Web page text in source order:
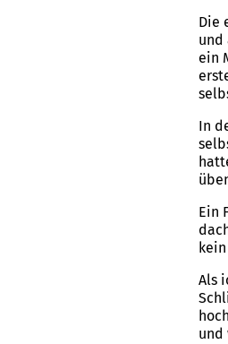
Die
und
ein
In
Ein
Als
und